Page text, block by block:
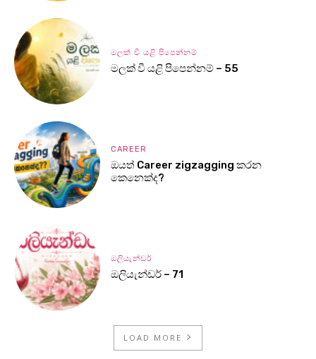
මලක් වී යළි පිපෙන්නම්
මලක් වී යළි පිපෙන්නම් – 55
CAREER
ඔයත් Career zigzagging කරන
කෙනෙක්ද?
ඔලියැන්ඩර්
ඔලියැන්ඩර් – 71
LOAD MORE